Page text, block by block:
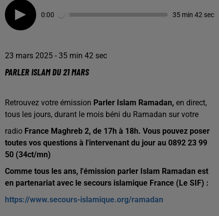
0:00 35 min 42 sec
23 mars 2025 - 35 min 42 sec
PARLER ISLAM DU 21 MARS
Retrouvez votre émission Parler Islam Ramadan, en direct,
tous les jours, durant le mois béni du Ramadan sur votre
radio France Maghreb 2, de 17h à 18h. Vous pouvez poser
toutes vos questions à l'intervenant du jour au 0892 23 99
50 (34ct/mn)
Comme tous les ans, l'émission parler Islam Ramadan est
en partenariat avec le secours islamique France (Le SIF) :
https://www.secours-islamique.org/ramadan